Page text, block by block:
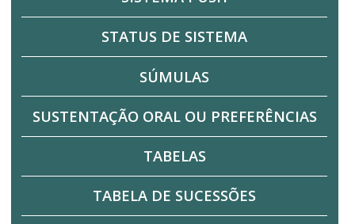
STATUS DE SISTEMA
SÚMULAS
SUSTENTAÇÃO ORAL OU PREFERÊNCIAS
TABELAS
TABELA DE SUCESSÕES